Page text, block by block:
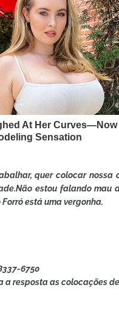
quer colocar
estou falando
está uma vergonha.
6750
a resposta as colocações